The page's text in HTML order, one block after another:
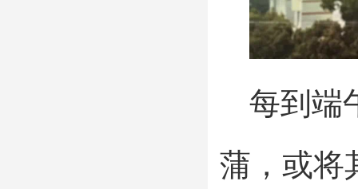
每到端
蒲，或将